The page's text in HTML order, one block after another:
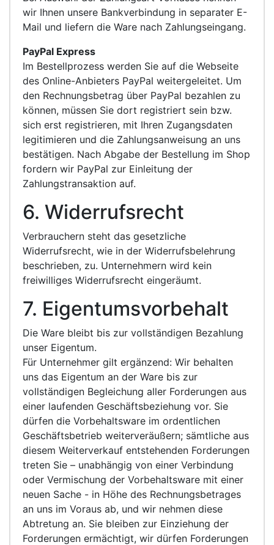
wir Ihnen unsere Bankverbindung in separater E-
Mail und liefern die Ware nach Zahlungseingang.
PayPal Express
Im Bestellprozess werden Sie auf die Webseite
des Online-Anbieters PayPal weitergeleitet. Um
den Rechnungsbetrag über PayPal bezahlen zu
können, müssen Sie dort registriert sein bzw.
sich erst registrieren, mit Ihren Zugangsdaten
legitimieren und die Zahlungsanweisung an uns
bestätigen. Nach Abgabe der Bestellung im Shop
fordern wir PayPal zur Einleitung der
Zahlungstransaktion auf.
6. Widerrufsrecht
Verbrauchern steht das gesetzliche
Widerrufsrecht, wie in der Widerrufsbelehrung
beschrieben, zu. Unternehmern wird kein
freiwilliges Widerrufsrecht eingeräumt.
7. Eigentumsvorbehalt
Die Ware bleibt bis zur vollständigen Bezahlung
unser Eigentum.
Für Unternehmer gilt ergänzend: Wir behalten
uns das Eigentum an der Ware bis zur
vollständigen Begleichung aller Forderungen aus
einer laufenden Geschäftsbeziehung vor. Sie
dürfen die Vorbehaltsware im ordentlichen
Geschäftsbetrieb weiterveräußern; sämtliche aus
diesem Weiterverkauf entstehenden Forderungen
treten Sie – unabhängig von einer Verbindung
oder Vermischung der Vorbehaltsware mit einer
neuen Sache - in Höhe des Rechnungsbetrages
an uns im Voraus ab, und wir nehmen diese
Abtretung an. Sie bleiben zur Einziehung der
Forderungen ermächtigt, wir dürfen Forderungen